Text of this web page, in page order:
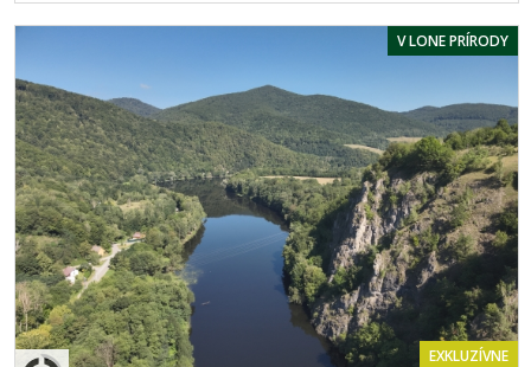
V LONE PRÍRODY
EXKLUZÍVNE